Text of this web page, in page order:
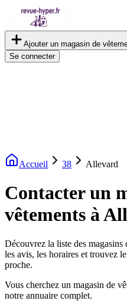
Ajouter un magasin de
Se connecter
Accueil 38 Allevard
Contacter un
vêtements à
Découvrez la liste des
les avis, les horaires et trouvez
proche.
Vous cherchez un magasin de
notre annuaire complet.